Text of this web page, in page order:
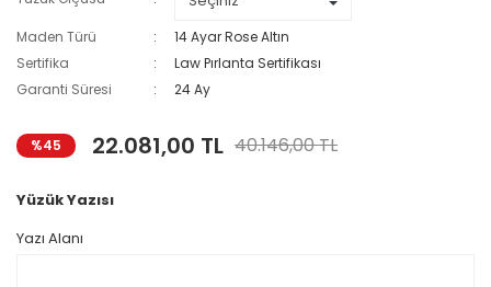
Maden Türü
14 Ayar Rose Altın
Sertifika
Law Pırlanta Sertifikası
Garanti Süresi
24 Ay
%45 22.081,00 TL 40.146,00 TL
Yüzük Yazısı
Yazı Alanı